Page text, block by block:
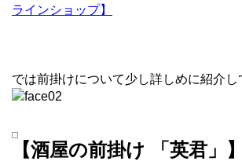
ラインショップ】
では前掛けについて少し詳しめに紹介し
【酒屋の前掛け 「英君」】